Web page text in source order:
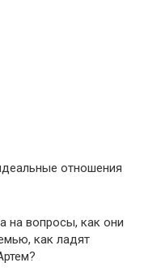
отношения
на вопросы, как они
как ладят